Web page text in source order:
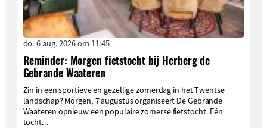
do. 6 aug. 2026 om 11:45
Reminder: Morgen fietstocht bij Herberg de
Gebrande Waateren
Zin in een sportieve en gezellige zomerdag in het Twentse
landschap? Morgen, 7 augustus organiseert De Gebrande
Waateren opnieuw een populaire zomerse fietstocht. Eén
tocht...